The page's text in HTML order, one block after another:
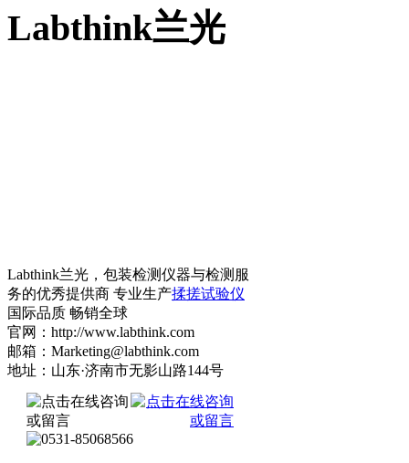
Labthink兰光
Labthink兰光，包装检测仪器与检测服
务的优秀提供商 专业生产揉搓试验仪
国际品质 畅销全球
官网：http://www.labthink.com
邮箱：Marketing@labthink.com
地址：山东·济南市无影山路144号